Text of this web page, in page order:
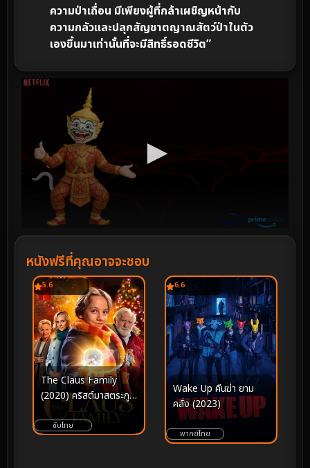
ความป่าเถื่อน มีเพียงผู้ที่กล้าเผชิญหน้ากับ
ความกลัวและปลุกสัญชาตญาณสัตว์ป่าในตัว
เองขึ้นมาเท่านั้นที่จะมีสิทธิ์รอดชีวิต”
หนังฟรีที่คุณอาจจะชอบ
5.6
The Claus Family
(2020) คริสต์มาสตระกูล
คลอส
ซับไทย
6.6
Wake Up คืนฆ่า ยาม
คลั่ง (2023)
พากย์ไทย